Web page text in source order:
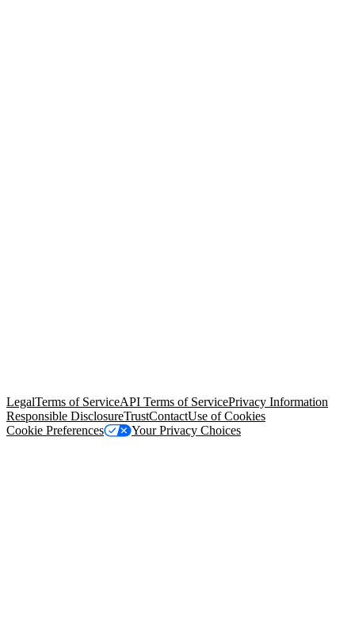
LegalTerms of ServiceAPI Terms of ServicePrivacy Information
Responsible DisclosureTrustContactUse of Cookies
Cookie Preferences
Your Privacy Choices